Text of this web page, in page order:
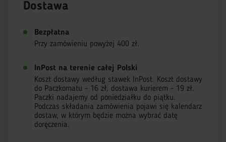
Dostawa
Bezpłatna
Przy zamówieniu powyżej 400 zł.
InPost na terenie całej Polski
Koszt dostawy według stawek InPost. Koszt dostawy
do Paczkomatu - 16 zł, dostawa kurierem - 19 zł.
Paczki nadajemy od poniedziałku do piątku.
Podczas składania zamówienia pojawi się kalendarz
dostaw, w którym będzie można wybrać datę
doręczenia.